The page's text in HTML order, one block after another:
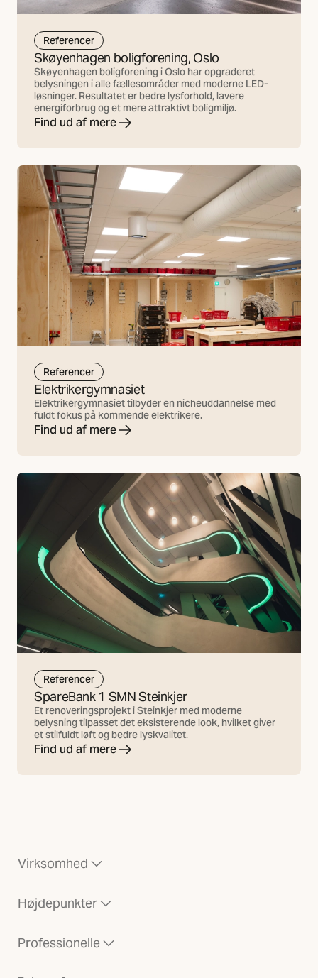
Referencer
Skøyenhagen boligforening, Oslo
Skøyenhagen boligforening i Oslo har opgraderet
belysningen i alle fællesområder med moderne LED-
løsninger. Resultatet er bedre lysforhold, lavere
energiforbrug og et mere attraktivt boligmiljø.
Find ud af mere
Referencer
Elektrikergymnasiet
Elektrikergymnasiet tilbyder en nicheuddannelse med
fuldt fokus på kommende elektrikere.
Find ud af mere
Referencer
SpareBank 1 SMN Steinkjer
Et renoveringsprojekt i Steinkjer med moderne
belysning tilpasset det eksisterende look, hvilket giver
et stilfuldt løft og bedre lyskvalitet.
Find ud af mere
Virksomhed
Højdepunkter
Professionelle